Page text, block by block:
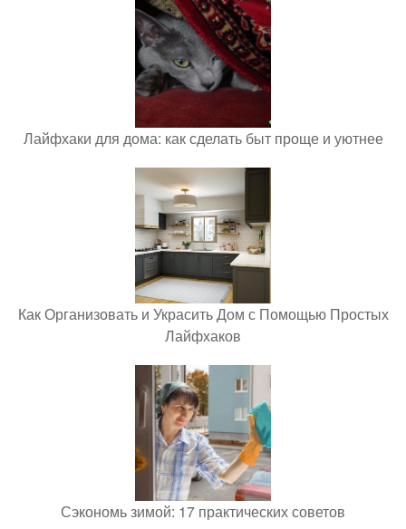
Лайфхаки для дома: как сделать быт проще и уютнее
Как Организовать и Украсить Дом с Помощью Простых
Лайфхаков
Сэкономь зимой: 17 практических советов